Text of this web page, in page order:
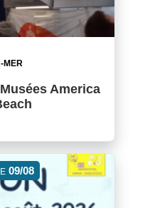
MER
America
09/08